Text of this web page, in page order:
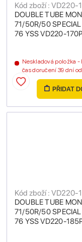
DOUBLE TUBE
71/50R/50
76 YSS VD220-
Kód zboží : VD220-
Neskladová položka
čas doručení 39 dní
PŘIDAT
DOUBLE TUBE
71/50R/50
76 YSS VD220-
Kód zboží : VD220-